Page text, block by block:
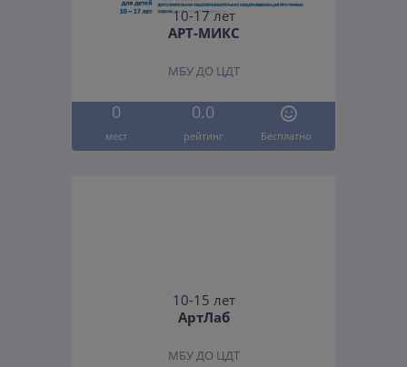
10-17 лет
АРТ-МИКС
МБУ ДО ЦДТ
0 0.0
мест рейтинг Бесплатно
10-15 лет
АртЛаб
МБУ ДО ЦДТ